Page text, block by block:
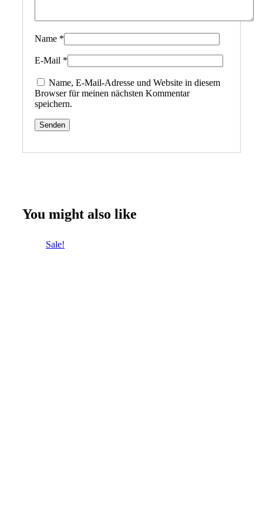
Name *
E-Mail *
Name, E-Mail-Adresse und Website in diesem
Browser für meinen nächsten Kommentar
speichern.
You might also like
Sale!